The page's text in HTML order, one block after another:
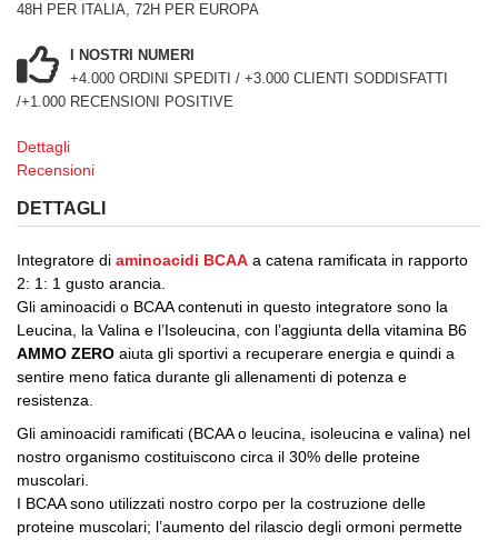
48H PER ITALIA, 72H PER EUROPA
I NOSTRI NUMERI
+4.000 ORDINI SPEDITI / +3.000 CLIENTI SODDISFATTI
/+1.000 RECENSIONI POSITIVE
Dettagli
Recensioni
DETTAGLI
Integratore di aminoacidi BCAA a catena ramificata in rapporto
2: 1: 1 gusto arancia.
Gli aminoacidi o BCAA contenuti in questo integratore sono la
Leucina, la Valina e l’Isoleucina, con l’aggiunta della vitamina B6
AMMO ZERO aiuta gli sportivi a recuperare energia e quindi a
sentire meno fatica durante gli allenamenti di potenza e
resistenza.
Gli aminoacidi ramificati (BCAA o leucina, isoleucina e valina) nel
nostro organismo costituiscono circa il 30% delle proteine
muscolari.
I BCAA sono utilizzati nostro corpo per la costruzione delle
proteine muscolari; l’aumento del rilascio degli ormoni permette